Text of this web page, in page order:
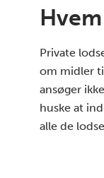
Private
om midler
ansøger
huske at
alle de